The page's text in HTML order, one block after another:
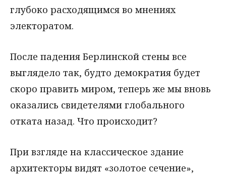
глубоко расходящимся во мнениях
электоратом.
После падения Берлинской стены все
выглядело так, будто демократия будет
скоро править миром, теперь же мы вновь
оказались свидетелями глобального
отката назад. Что происходит?
При взгляде на классическое здание
архитекторы видят «золотое сечение»,